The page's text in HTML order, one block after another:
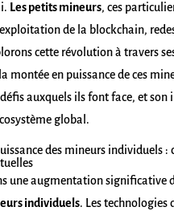
Les petits mineurs, ces
de la blockchain,
cette révolution à travers
montée en puissance de ces
auxquels ils font face, et son
global.
des mineurs individuels :
une augmentation significative
individuels. Les technologies